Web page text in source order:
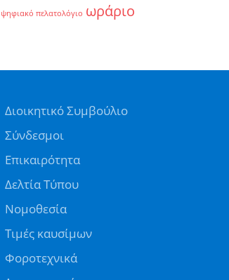
ψηφιακό πελατολόγιο ωράριο
Διοικητικό Συμβούλιο
Σύνδεσμοι
Επικαιρότητα
Δελτία Τύπου
Νομοθεσία
Τιμές καυσίμων
Φοροτεχνικά